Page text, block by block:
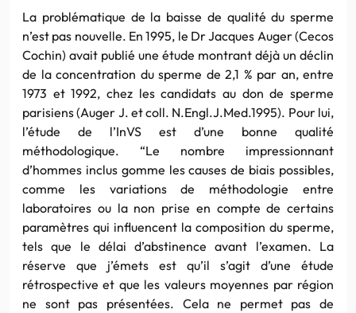
La problématique de la baisse de qualité du sperme
n’est pas nouvelle. En 1995, le Dr Jacques Auger (Cecos
Cochin) avait publié une étude montrant déjà un déclin
de la concentration du sperme de 2,1 % par an, entre
1973 et 1992, chez les candidats au don de sperme
parisiens (Auger J. et coll. N.Engl.J.Med.1995). Pour lui,
l’étude de l’InVS est d’une bonne qualité
méthodologique. “Le nombre impressionnant
d’hommes inclus gomme les causes de biais possibles,
comme les variations de méthodologie entre
laboratoires ou la non prise en compte de certains
paramètres qui influencent la composition du sperme,
tels que le délai d’abstinence avant l’examen. La
réserve que j’émets est qu’il s’agit d’une étude
rétrospective et que les valeurs moyennes par région
ne sont pas présentées. Cela ne permet pas de